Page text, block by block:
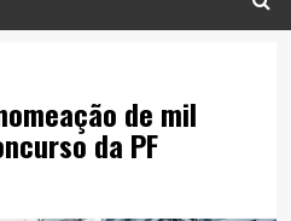
de mil
da PF